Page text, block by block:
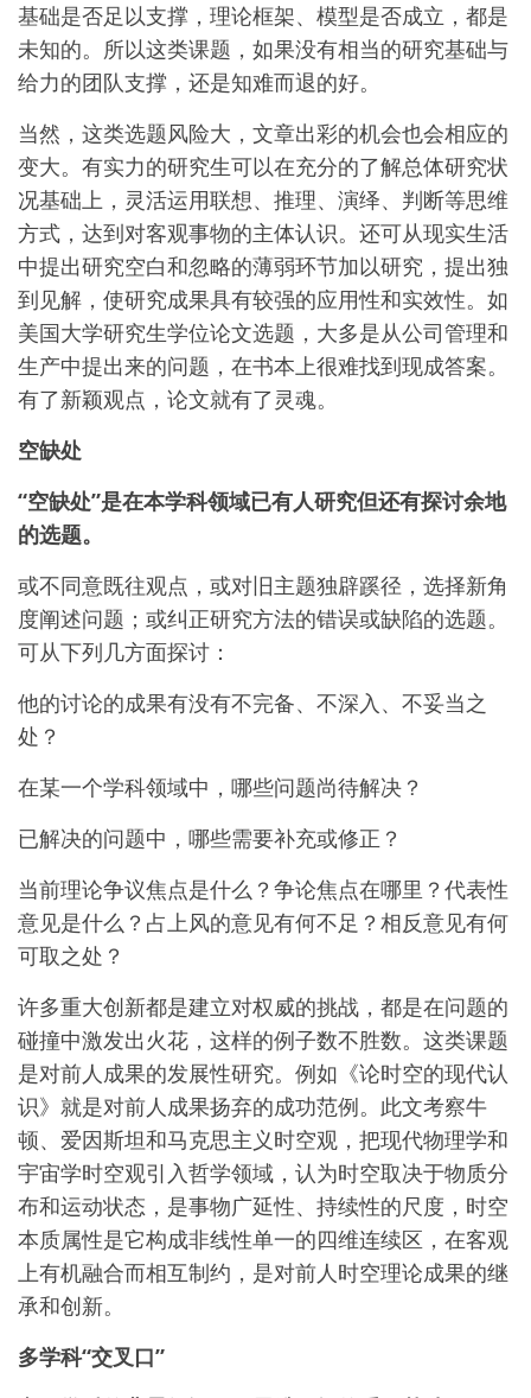
基础是否足以支撑，理论框架、模型是否成立，都是
未知的。所以这类课题，如果没有相当的研究基础与
给力的团队支撑，还是知难而退的好。
当然，这类选题风险大，文章出彩的机会也会相应的
变大。有实力的研究生可以在充分的了解总体研究状
况基础上，灵活运用联想、推理、演绎、判断等思维
方式，达到对客观事物的主体认识。还可从现实生活
中提出研究空白和忽略的薄弱环节加以研究，提出独
到见解，使研究成果具有较强的应用性和实效性。如
美国大学研究生学位论文选题，大多是从公司管理和
生产中提出来的问题，在书本上很难找到现成答案。
有了新颖观点，论文就有了灵魂。
空缺处
“空缺处”是在本学科领域已有人研究但还有探讨余地
的选题。
或不同意既往观点，或对旧主题独辟蹊径，选择新角
度阐述问题；或纠正研究方法的错误或缺陷的选题。
可从下列几方面探讨：
他的讨论的成果有没有不完备、不深入、不妥当之
处？
在某一个学科领域中，哪些问题尚待解决？
已解决的问题中，哪些需要补充或修正？
当前理论争议焦点是什么？争论焦点在哪里？代表性
意见是什么？占上风的意见有何不足？相反意见有何
可取之处？
许多重大创新都是建立对权威的挑战，都是在问题的
碰撞中激发出火花，这样的例子数不胜数。这类课题
是对前人成果的发展性研究。例如《论时空的现代认
识》就是对前人成果扬弃的成功范例。此文考察牛
顿、爱因斯坦和马克思主义时空观，把现代物理学和
宇宙学时空观引入哲学领域，认为时空取决于物质分
布和运动状态，是事物广延性、持续性的尺度，时空
本质属性是它构成非线性单一的四维连续区，在客观
上有机融合而相互制约，是对前人时空理论成果的继
承和创新。
多学科“交叉口”